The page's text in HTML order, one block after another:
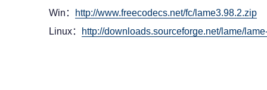
Win：
http://www.freecodecs.net/fc/lame3.98.2.zip
Linux：
http://downloads.sourceforge.net/lame/